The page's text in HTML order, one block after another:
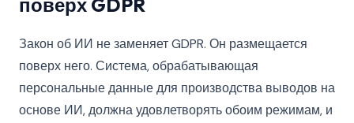
поверх GDPR
Закон об ИИ не заменяет GDPR. Он размещается
поверх него. Система, обрабатывающая
персональные данные для производства выводов на
основе ИИ, должна удовлетворять обоим режимам, и